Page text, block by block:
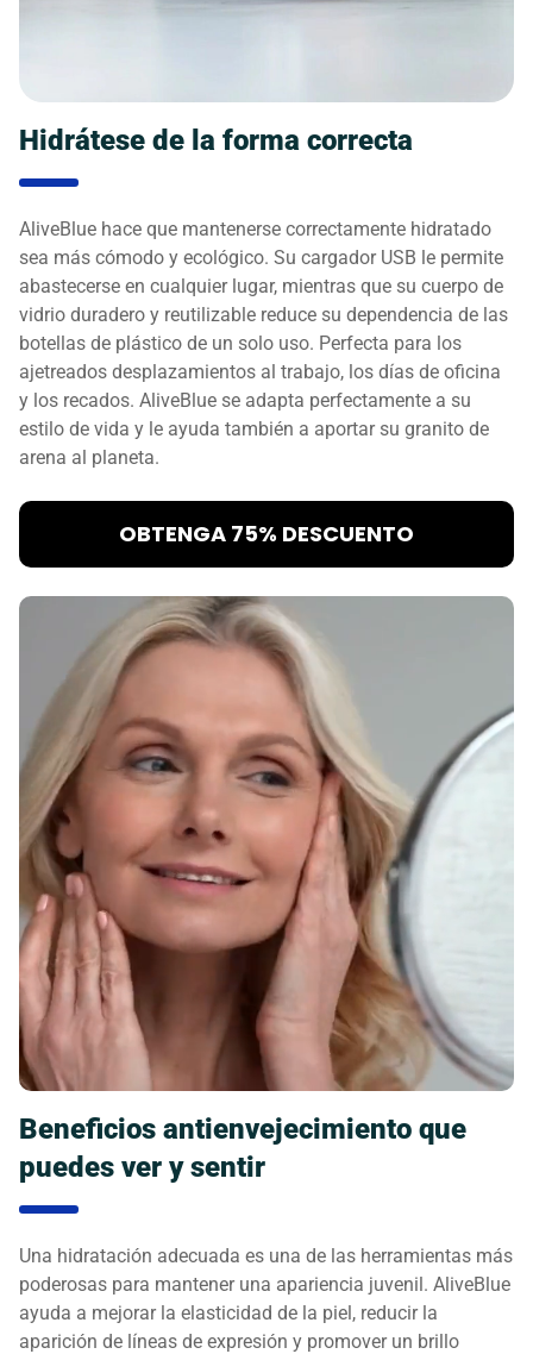
Hidrátese de la forma correcta
AliveBlue hace que mantenerse correctamente hidratado
sea más cómodo y ecológico. Su cargador USB le permite
abastecerse en cualquier lugar, mientras que su cuerpo de
vidrio duradero y reutilizable reduce su dependencia de las
botellas de plástico de un solo uso. Perfecta para los
ajetreados desplazamientos al trabajo, los días de oficina
y los recados. AliveBlue se adapta perfectamente a su
estilo de vida y le ayuda también a aportar su granito de
arena al planeta.
OBTENGA 75% DESCUENTO
Beneficios antienvejecimiento que
puedes ver y sentir
Una hidratación adecuada es una de las herramientas más
poderosas para mantener una apariencia juvenil. AliveBlue
ayuda a mejorar la elasticidad de la piel, reducir la
aparición de líneas de expresión y promover un brillo